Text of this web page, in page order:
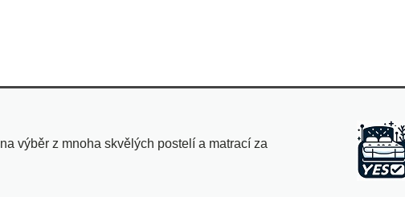
výběr z mnoha skvělých postelí a matrací za